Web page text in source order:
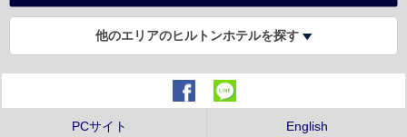
他のエリアのヒルトンホテルを探す
PCサイト English